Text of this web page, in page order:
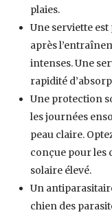
plaies.
Une serviette
après
intenses. Une
rapidité
Une protection
les journées
peau claire.
conçue pour les
solaire élevé.
Un
chien des